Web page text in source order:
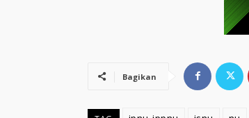
Bagikan